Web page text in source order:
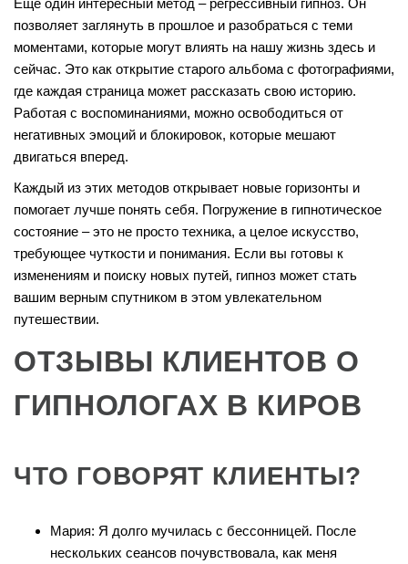
позволяет заглянуть в прошлое и разобраться с теми
моментами, которые могут влиять на нашу жизнь здесь и
сейчас. Это как открытие старого альбома с фотографиями,
где каждая страница может рассказать свою историю.
Работая с воспоминаниями, можно освободиться от
негативных эмоций и блокировок, которые мешают
двигаться вперед.
Каждый из этих методов открывает новые горизонты и
помогает лучше понять себя. Погружение в гипнотическое
состояние – это не просто техника, а целое искусство,
требующее чуткости и понимания. Если вы готовы к
изменениям и поиску новых путей, гипноз может стать
вашим верным спутником в этом увлекательном
путешествии.
ОТЗЫВЫ КЛИЕНТОВ О
ГИПНОЛОГАХ В КИРОВ
ЧТО ГОВОРЯТ КЛИЕНТЫ?
Мария: Я долго мучилась с бессонницей. После
нескольких сеансов почувствовала, как меня